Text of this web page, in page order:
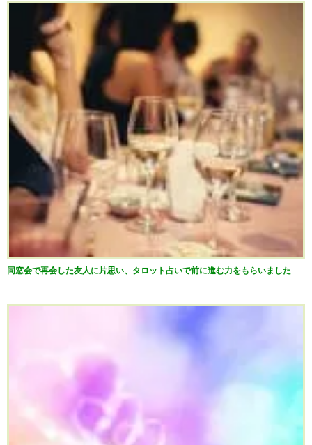
同窓会で再会した友人に片思い、タロット占いで前に進む力をもらいました